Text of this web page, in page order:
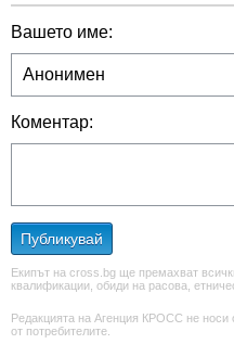
Вашето име:
Коментар:
Публикувай
Екипът на cross.bg ще премахват
квалификации, обиди на расова,
Редакцията на Агенция КРОСС не носи
от потребителите.